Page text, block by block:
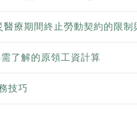
療期間終止勞動契約的限制
了解的原領工資計算
技巧